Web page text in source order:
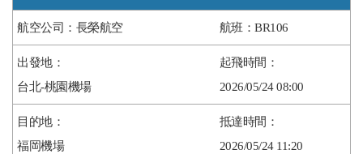
長榮航空 BR106
台北-桃園機場 2026/05/24 08:00
福岡機場 2026/05/24 11:20